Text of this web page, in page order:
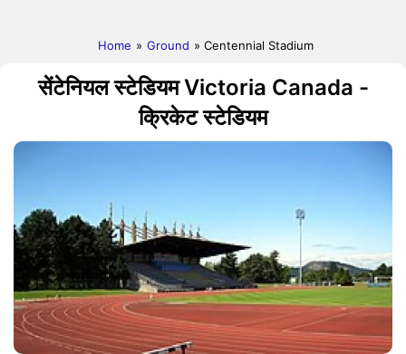
Home » Ground » Centennial Stadium
सेंटेनियल स्टेडियम Victoria Canada -
क्रिकेट स्टेडियम